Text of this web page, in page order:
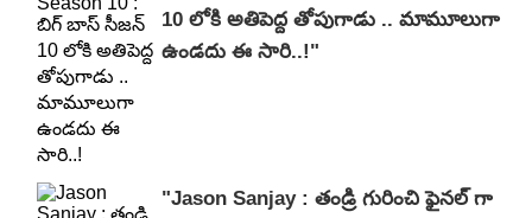
10 లోకి అతిపెద్ద తోపుగాడు .. మామూలుగా
ఉండదు ఈ సారి..!"
"Jason Sanjay : తండ్రి గురించి ఫైనల్ గా